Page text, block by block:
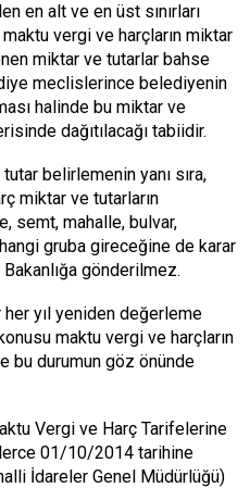
en alt ve en üst sınırları
vergi ve harçların miktar
miktar ve tutarlar bahse
meclislerince belediyenin
halinde bu miktar ve
dağıtılacağı tabiidir.
belirlemenin yanı sıra,
miktar ve tutarların
semt, mahalle, bulvar,
gruba gireceğine de karar
gönderilmez.
yıl yeniden değerleme
maktu vergi ve harçların
bu durumun göz önünde
Vergi ve Harç Tarifelerine
01/10/2014 tarihine
İdareler Genel Müdürlüğü)